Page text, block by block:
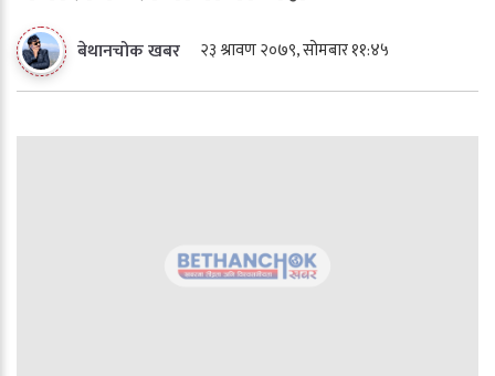
बेथानचोक खबर २३ श्रावण २०७९, सोमबार ११:४५